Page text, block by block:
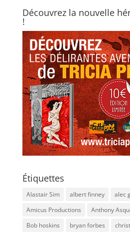
Découvrez la nouvelle
!
Étiquettes
Alastair Sim albert finney
alec
Amicus Productions
Anthony
Bob hoskins
bryan forbes